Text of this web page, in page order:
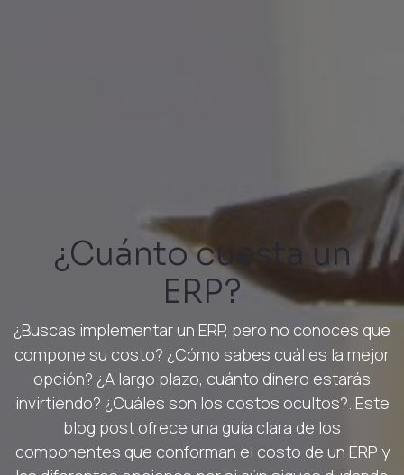
¿Cuánto cuesta un
ERP?
¿Buscas implementar un ERP, pero no conoces que
compone su costo? ¿Cómo sabes cuál es la mejor
opción? ¿A largo plazo, cuánto dinero estarás
invirtiendo? ¿Cuáles son los costos ocultos?. Este
blog post ofrece una guía clara de los
componentes que conforman el costo de un ERP y